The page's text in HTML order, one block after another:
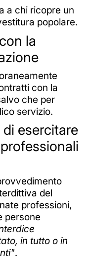
a chi ricopre un
popolare.
la
con la
che per
servizio.
esercitare
del
professioni,
persone
in tutto o in
.